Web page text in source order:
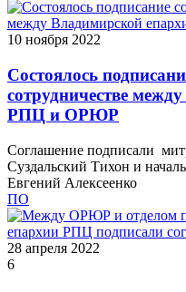
10 ноября 2022
Состоялось
сотрудничестве
РПЦ и ОРЮР
Соглашение подписали
Суздальский Тихон и
Евгений Алексеенко
ПО
28 апреля 2022
6